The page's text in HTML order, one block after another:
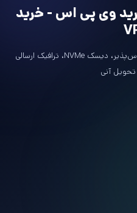
وی پی اس - خرید
سرور مجازی با منابع دلخواه و مقیاس‌پذیر، دیسک NVMe، ترافیک ارسالی
آنی